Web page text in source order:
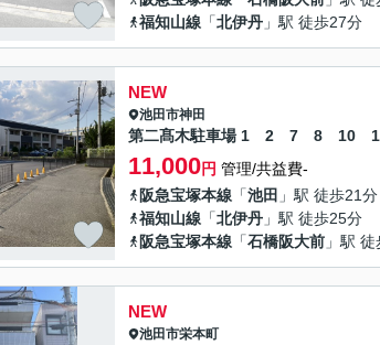
福知山線 「北伊丹 」駅 徒歩27分
NEW
池田市神田
第二髙木駐車場 1 2 7 8 10
11,000円 管理/共益費-
阪急宝塚本線 「池田 」駅 徒歩21分
福知山線 「北伊丹 」駅 徒歩25分
阪急宝塚本線 「石橋阪大前 」駅
NEW
池田市栄本町